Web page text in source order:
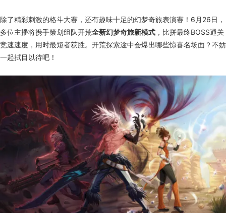
除了精彩刺激的格斗大赛，还有趣味十足的幻梦奇旅表演赛！6月26日，
多位主播将携手策划组队开荒全新幻梦奇旅新模式 ，比拼最终BOSS通关
竞速速度，用时最短者获胜。开荒探索途中会爆出哪些惊喜名场面？不妨
一起拭目以待吧！